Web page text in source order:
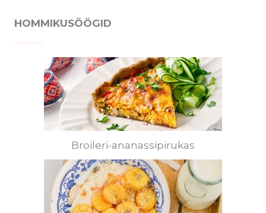
HOMMIKUSÖÖGID
Broileri-ananassipirukas